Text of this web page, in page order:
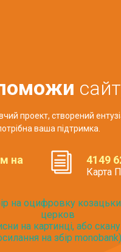
проект, створений
ваша підтримка.
на
4149
Карта
на оцифровку
церков
на картинці, або
на збір